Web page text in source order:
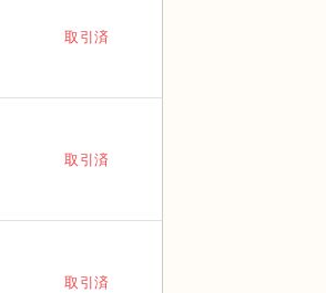
取引済
取引済
取引済